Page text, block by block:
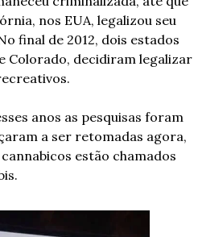
nos EUA, legalizou seu
final de 2012, dois estados
Colorado, decidiram legalizar
anos as pesquisas foram
a ser retomadas agora,
estão chamados